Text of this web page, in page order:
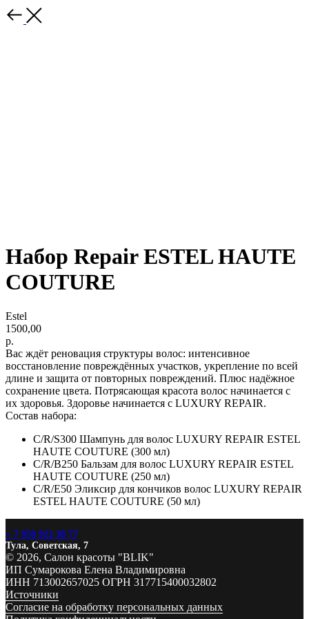
Набор Repair ESTEL HAUTE
COUTURE
Estel
1500,00
р.
Вас ждёт реновация структуры волос: интенсивное
восстановление повреждённых участков, укрепление по всей
длине и защита от повторных повреждений. Плюс надёжное
сохранение цвета. Потрясающая красота волос начинается с
их здоровья. Здоровье начинается с LUXURY REPAIR.
Состав набора:
C/R/S300 Шампунь для волос LUXURY REPAIR ESTEL
HAUTE COUTURE (300 мл)
C/R/B250 Бальзам для волос LUXURY REPAIR ESTEL
HAUTE COUTURE (250 мл)
C/R/E50 Эликсир для кончиков волос LUXURY REPAIR
ESTEL HAUTE COUTURE (50 мл)
+ 7 950 922 38 77
Тула, Советская, 7
© 2026, Салон красоты "BLIK"
ИП Сумарокова Елена Владимировна
ИНН 713002657025 ОГРН 317715400032802
Источники
Согласие на обработку персональных данных